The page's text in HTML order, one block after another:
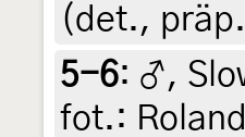
(det.,
5-6: ♂,
fot.: